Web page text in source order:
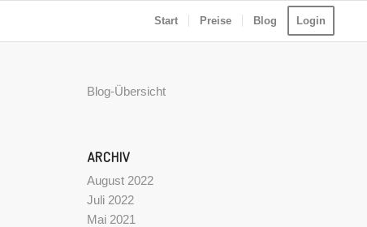
Start Preise Blog Login
Blog-Übersicht
ARCHIV
August 2022
Juli 2022
Mai 2021